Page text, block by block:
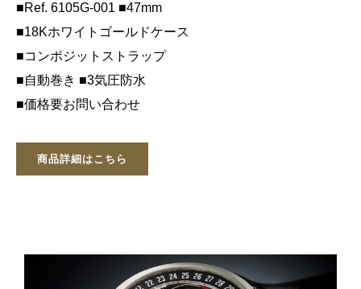
■Ref. 6105G-001 ■47mm
■18Kホワイトゴールドケース
■コンポジットストラップ
■自動巻き ■3気圧防水
■価格要お問い合わせ
商品詳細はこちら